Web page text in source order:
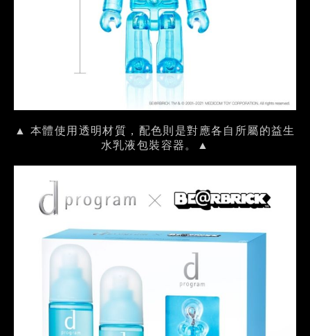
▲ 本體使用透明材質，配色則是對應各自所屬的益生
水乳液包裝容器。▲